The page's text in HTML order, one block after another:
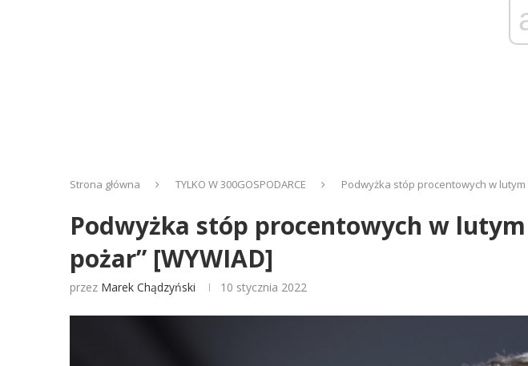
Strona główna TYLKO W 300GOSPODARCE Podwyżka stóp procentowych w lutym
Podwyżka stóp procentowych w
pożar” [WYWIAD]
przez Marek Chądzyński 10 stycznia 2022